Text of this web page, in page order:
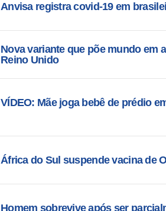
Anvisa registra covid-19 em
Nova variante que põe mundo em
Reino Unido
VÍDEO: Mãe joga bebê de prédio
África do Sul suspende vacina de
Homem sobrevive após ser